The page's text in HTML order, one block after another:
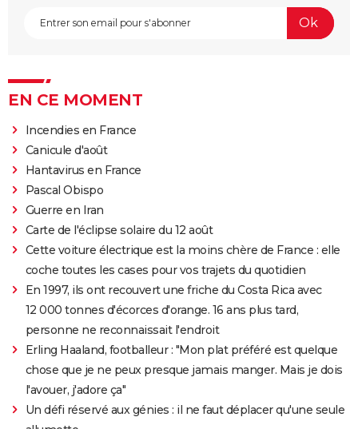
EN CE MOMENT
Incendies en France
Canicule d'août
Hantavirus en France
Pascal Obispo
Guerre en Iran
Carte de l'éclipse solaire du 12 août
Cette voiture électrique est la moins chère de France : elle
coche toutes les cases pour vos trajets du quotidien
En 1997, ils ont recouvert une friche du Costa Rica avec
12 000 tonnes d'écorces d'orange. 16 ans plus tard,
personne ne reconnaissait l'endroit
Erling Haaland, footballeur : "Mon plat préféré est quelque
chose que je ne peux presque jamais manger. Mais je dois
l'avouer, j'adore ça"
Un défi réservé aux génies : il ne faut déplacer qu'une seule